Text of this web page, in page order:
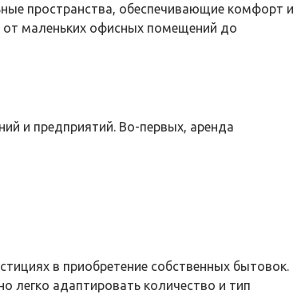
пространства, обеспечивающие комфорт и
от маленьких офисных помещений до
и предприятий. Во-первых, аренда
в приобретение собственных бытовок.
легко адаптировать количество и тип